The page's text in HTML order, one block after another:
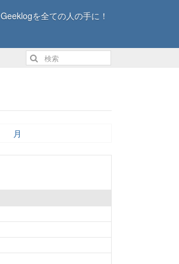
Geeklogを全ての人の手に！
月